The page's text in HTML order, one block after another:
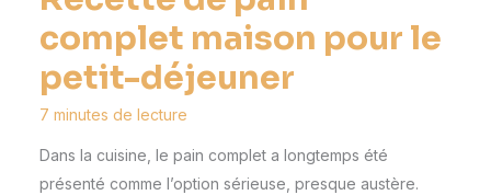
complet maison pour le
petit-déjeuner
7 minutes de lecture
Dans la cuisine, le pain complet a longtemps été
présenté comme l’option sérieuse, presque austère.